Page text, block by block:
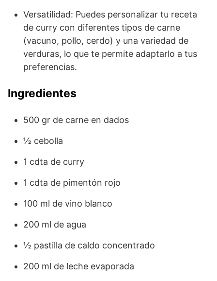
Versatilidad: Puedes personalizar tu receta
de curry con diferentes tipos de carne
(vacuno, pollo, cerdo) y una variedad de
verduras, lo que te permite adaptarlo a tus
preferencias.
Ingredientes
500 gr de carne en dados
½ cebolla
1 cdta de curry
1 cdta de pimentón rojo
100 ml de vino blanco
200 ml de agua
½ pastilla de caldo concentrado
200 ml de leche evaporada